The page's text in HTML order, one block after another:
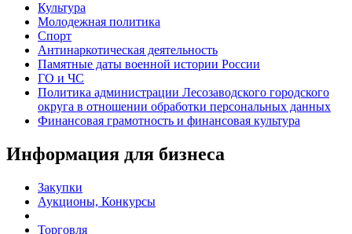
Культура
Молодежная политика
Спорт
Антинаркотическая деятельность
Памятные даты военной истории России
ГО и ЧС
Политика администрации Лесозаводского городского
округа в отношении обработки персональных данных
Финансовая грамотность и финансовая культура
Информация для бизнеса
Закупки
Аукционы, Конкурсы
Торговля